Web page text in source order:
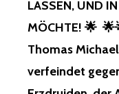
LASSEN, UND
MÖCHTE! 🌟
Thomas
verfeindet